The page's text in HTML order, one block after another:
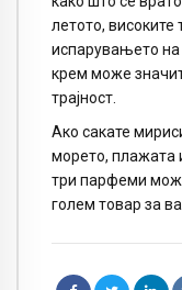
летото, високите
испарувањето на
крем може
трајност.
Ако сакате
морето, плажата
три парфеми
голем товар за